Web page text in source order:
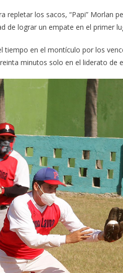
repletar los sacos, “Papi” Morlan
de lograr un empate en el primer
tiempo en el montículo por los
minutos solo en el liderato de